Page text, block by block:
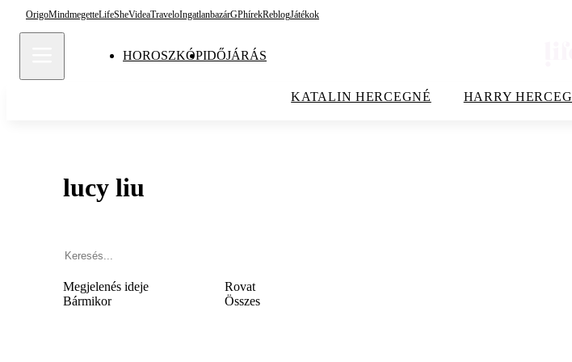
OrigoMindmegetteLifeSheVideaTraveloIngatlanbazárGPhírekReblogJátékok
HOROSZKÓPIDŐJÁRÁS
KATALIN HERCEGNÉ HARRY HERCEG
lucy liu
Megjelenés ideje
Bármikor
Rovat
Összes